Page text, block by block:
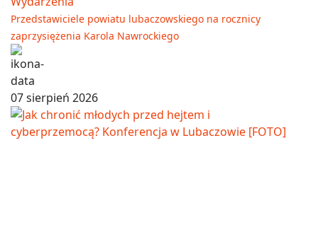
Przedstawiciele powiatu lubaczowskiego na rocznicy
zaprzysiężenia Karola Nawrockiego
07 sierpień 2026